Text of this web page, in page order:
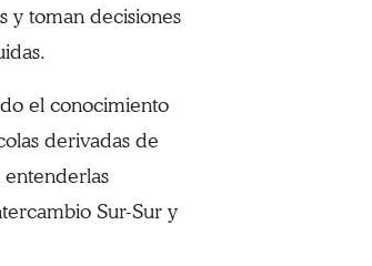
y toman decisiones
el conocimiento
derivadas de
Sur-Sur y